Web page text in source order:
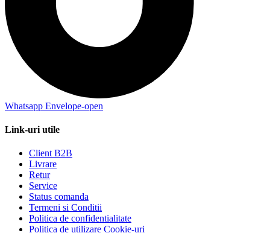
Whatsapp Envelope-open
Link-uri utile
Client B2B
Livrare
Retur
Service
Status comanda
Termeni si Conditii
Politica de confidentialitate
Politica de utilizare Cookie-uri